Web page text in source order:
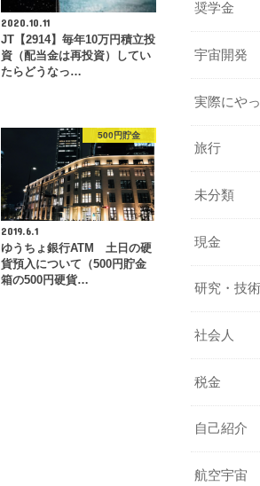
2020.10.11
JT【2914】毎年10万円積立投
資（配当金は再投資）してい
たらどうなっ…
500円貯金
2019.6.1
ゆうちょ銀行ATM 土日の硬
貨預入について（500円貯金
箱の500円硬貨…
奨学金
宇宙開発
実際にや
旅行
未分類
現金
研究・技術
社会人
税金
自己紹介
航空宇宙